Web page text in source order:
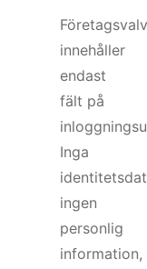
innehåller
endast
fält på
Inga
ingen
personlig
information,